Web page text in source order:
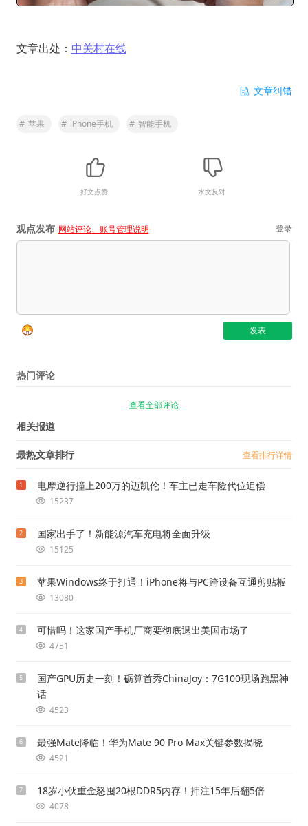
文章出处： 中关村在线
文章纠错
# 苹果 # iPhone手机 # 智能手机
好文点赞 水文反对
观点发布 网站评论、账号管理说明 登录
热门评论
查看全部评论
相关报道
最热文章排行 查看排行详情
1 电摩逆行撞上200万的迈凯伦！车主已走车险代位追偿
15237
2 国家出手了！新能源汽车充电将全面升级
15125
3 苹果Windows终于打通！iPhone将与PC跨设备互通剪贴板
13080
4 可惜吗！这家国产手机厂商要彻底退出美国市场了
4751
5
国产GPU历史一刻！砺算首秀ChinaJoy：7G100现场跑黑神
话
4523
6 最强Mate降临！华为Mate 90 Pro Max关键参数揭晓
4521
7 18岁小伙重金怒囤20根DDR5内存！押注15年后翻5倍
4078